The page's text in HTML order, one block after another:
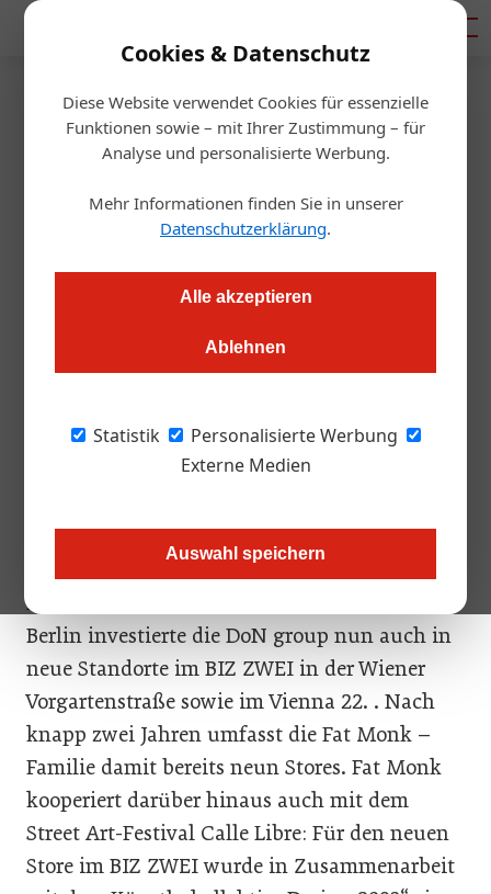
Cookies & Datenschutz
Diese Website verwendet Cookies für essenzielle
Funktionen sowie – mit Ihrer Zustimmung – für
Analyse und personalisierte Werbung.
Mehr Informationen finden Sie in unserer
Datenschutzerklärung.
Alle akzeptieren
Ablehnen
Statistik
Personalisierte Werbung
Externe Medien
Auswahl speichern
Startseite/Gastro & Hotel
Expansion
Fat Monk legt zu
17.04.2023, 16:10 Uhr
es seit dem ersten Opening im April 2021 bald neun Fat
Monks, denn am 19. April findet bereits die nächste Store–
Zu den bereits fünf bestehenden
Belvedere Central, Wien Mitte, Wien DC
Tower, Wien Schottentor sowie in der PlusCity
Linz und dem internationalen Ableger in
Berlin investierte die DoN group nun auch in
neue Standorte im BIZ ZWEI in der Wiener
Vorgartenstraße sowie im Vienna 22. . Nach
knapp zwei Jahren umfasst die Fat Monk –
Familie damit bereits neun Stores. Fat Monk
kooperiert darüber hinaus auch mit dem
Street Art-Festival Calle Libre: Für den neuen
Store im BIZ ZWEI wurde in Zusammenarbeit